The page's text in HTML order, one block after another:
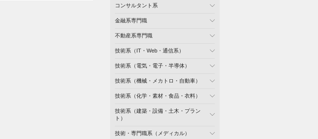
コンサルタント系
金融系専門職
不動産系専門職
技術系（IT・Web・通信系）
技術系（電気・電子・半導体）
技術系（機械・メカトロ・自動車）
技術系（化学・素材・食品・衣料）
技術系（建築・設備・土木・プラン
ト）
技術・専門職系（メディカル）